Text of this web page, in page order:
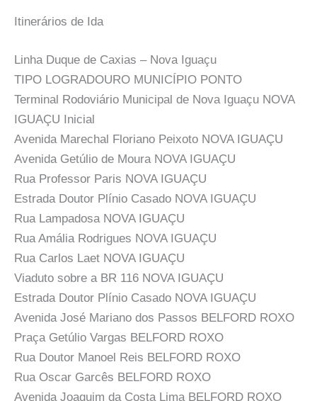
Itinerários de Ida
Linha Duque de Caxias – Nova Iguaçu
TIPO LOGRADOURO MUNICÍPIO PONTO
Terminal Rodoviário Municipal de Nova Iguaçu NOVA
IGUAÇU Inicial
Avenida Marechal Floriano Peixoto NOVA IGUAÇU
Avenida Getúlio de Moura NOVA IGUAÇU
Rua Professor Paris NOVA IGUAÇU
Estrada Doutor Plínio Casado NOVA IGUAÇU
Rua Lampadosa NOVA IGUAÇU
Rua Amália Rodrigues NOVA IGUAÇU
Rua Carlos Laet NOVA IGUAÇU
Viaduto sobre a BR 116 NOVA IGUAÇU
Estrada Doutor Plínio Casado NOVA IGUAÇU
Avenida José Mariano dos Passos BELFORD ROXO
Praça Getúlio Vargas BELFORD ROXO
Rua Doutor Manoel Reis BELFORD ROXO
Rua Oscar Garcês BELFORD ROXO
Avenida Joaquim da Costa Lima BELFORD ROXO